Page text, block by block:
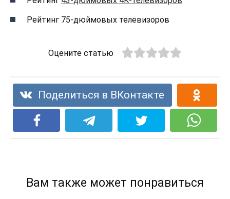
Рейтинг 75-дюймовых телевизоров
Оцените статью
Поделиться в ВКонтакте
Вам также может понравиться